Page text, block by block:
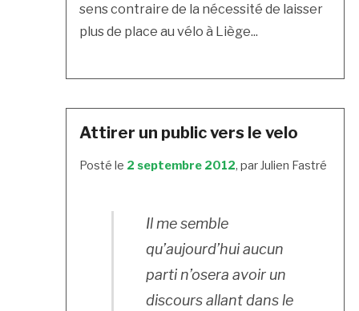
sens contraire de la nécessité de laisser
plus de place au vélo à Liège...
Attirer un public vers le velo
Posté le 2 septembre 2012, par Julien Fastré
Il me semble
qu’aujourd’hui aucun
parti n’osera avoir un
discours allant dans le